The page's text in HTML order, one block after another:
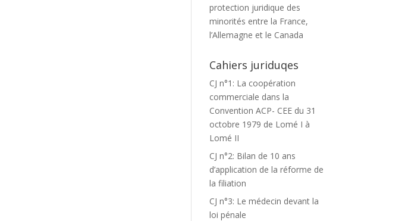
protection juridique des
minorités entre la France,
l’Allemagne et le Canada
Cahiers juriduqes
CJ n°1: La coopération
commerciale dans la
Convention ACP- CEE du 31
octobre 1979 de Lomé I à
Lomé II
CJ n°2: Bilan de 10 ans
d’application de la réforme de
la filiation
CJ n°3: Le médecin devant la
loi pénale